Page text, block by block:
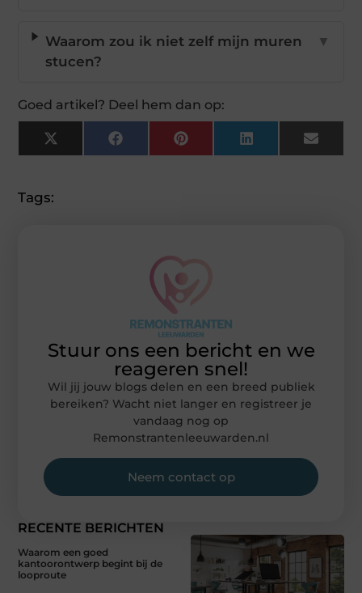
Waarom zou ik niet zelf mijn muren
stucen?
▼
Goed artikel? Deel hem dan op:
X
(Twitter)
FacebookPinterestLinkedInEmail
Tags:
RECENTE BERICHTEN
Waarom een goed
kantoorontwerp begint bij de
looproute
Stuur ons een bericht en we
reageren snel!
Wil jij jouw blogs delen en een breed publiek
bereiken? Wacht niet langer en registreer je
vandaag nog op
Remonstrantenleeuwarden.nl
Neem contact op